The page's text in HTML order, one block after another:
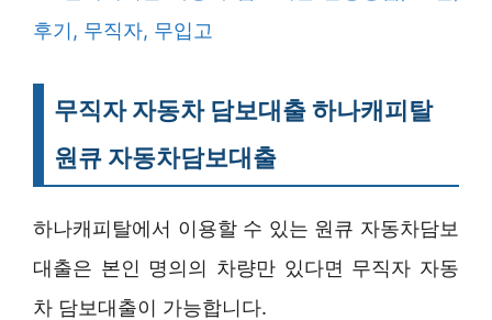
후기, 무직자, 무입고
무직자 자동차 담보대출 하나캐피탈
원큐 자동차담보대출
하나캐피탈에서 이용할 수 있는 원큐 자동차담보
대출은 본인 명의의 차량만 있다면 무직자 자동
차 담보대출이 가능합니다.